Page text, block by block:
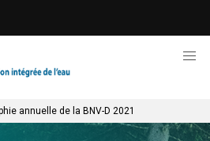
annuelle de la BNV-D 2021